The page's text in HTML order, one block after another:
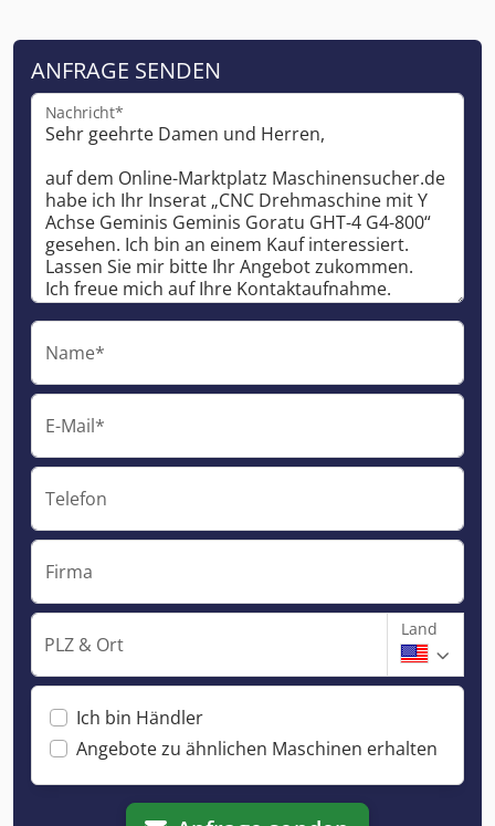
ANFRAGE SENDEN
Nachricht*
Name*
E-Mail*
Telefon
Firma
PLZ & Ort
Land
Ich bin Händler
Angebote zu ähnlichen Maschinen erhalten